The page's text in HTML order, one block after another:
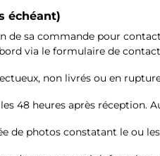
échéant)
de sa commande pour
via le formulaire de
non livrés ou en
48 heures après réception.
de photos constatant le ou